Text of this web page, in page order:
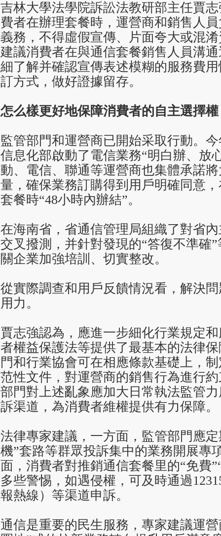
吉林大學法學院訴訟法教研部主任賈
費者在辦理套餐時，運營商和銷售人
義務，不得虛假宣傳、片面夸大或混
建議消費者在與通信套餐銷售人員溝
細了解并確認宣傳表述模糊的服務費
訂方式，做好證據留存。
怎么樣更好地保障消費者的自主選擇
監管部門和運營商已開始采取行動。
信息化部啟動了電信業務“明白辦、放
動、電信、聯通等運營商也集體承諾
量，確保業務訂購得到用戶明確同意
套餐時“48小時內辦結”。
在海南省，省通信管理局組織了對省
交叉撥測，并針對發現的“答復不準確
關企業加強培訓、切實整改。
從實際調查和用戶反饋情況看，解決
用力。
賈志強認為，應進一步細化行業規定
者權益保護法等提供了最基本的法律
門和行業協會可在相應條款基礎上，
范性文件，對運營商的銷售行為進行
部門對上述亂象應加大日常執法監管
訴渠道，為消費者維權提供有力保障。
法律專家建議，一方面，監管部門應
機”套路等群眾投訴集中的業務開展專
面，消費者對推銷通信套餐里的“免費
多些警惕，如遇侵權，可及時通過
報熱線）等渠道申訴。
通信是重要的民生服務，專家建議運